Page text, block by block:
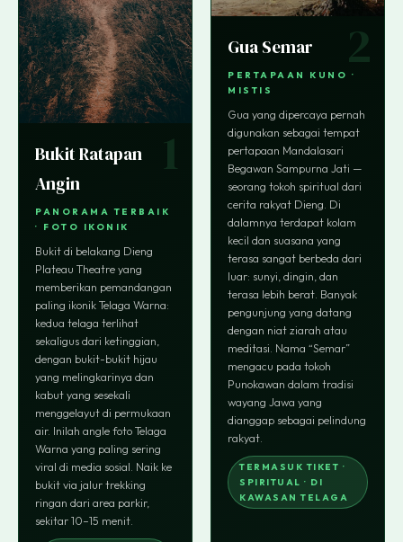
1
Bukit Ratapan
Angin
PANORAMA TERBAIK
· FOTO IKONIK
Bukit di belakang Dieng
Plateau Theatre yang
memberikan pemandangan
paling ikonik Telaga Warna:
kedua telaga terlihat
sekaligus dari ketinggian,
dengan bukit-bukit hijau
yang melingkarinya dan
kabut yang sesekali
menggelayut di permukaan
air. Inilah angle foto Telaga
Warna yang paling sering
viral di media sosial. Naik ke
bukit via jalur trekking
ringan dari area parkir,
sekitar 10–15 menit.
2
Gua Semar
PERTAPAAN KUNO ·
MISTIS
Gua yang dipercaya pernah
digunakan sebagai tempat
pertapaan Mandalasari
Begawan Sampurna Jati —
seorang tokoh spiritual dari
cerita rakyat Dieng. Di
dalamnya terdapat kolam
kecil dan suasana yang
terasa sangat berbeda dari
luar: sunyi, dingin, dan
terasa lebih berat. Banyak
pengunjung yang datang
dengan niat ziarah atau
meditasi. Nama “Semar”
mengacu pada tokoh
Punokawan dalam tradisi
wayang Jawa yang
dianggap sebagai pelindung
rakyat.
TERMASUK TIKET ·
SPIRITUAL · DI
KAWASAN TELAGA